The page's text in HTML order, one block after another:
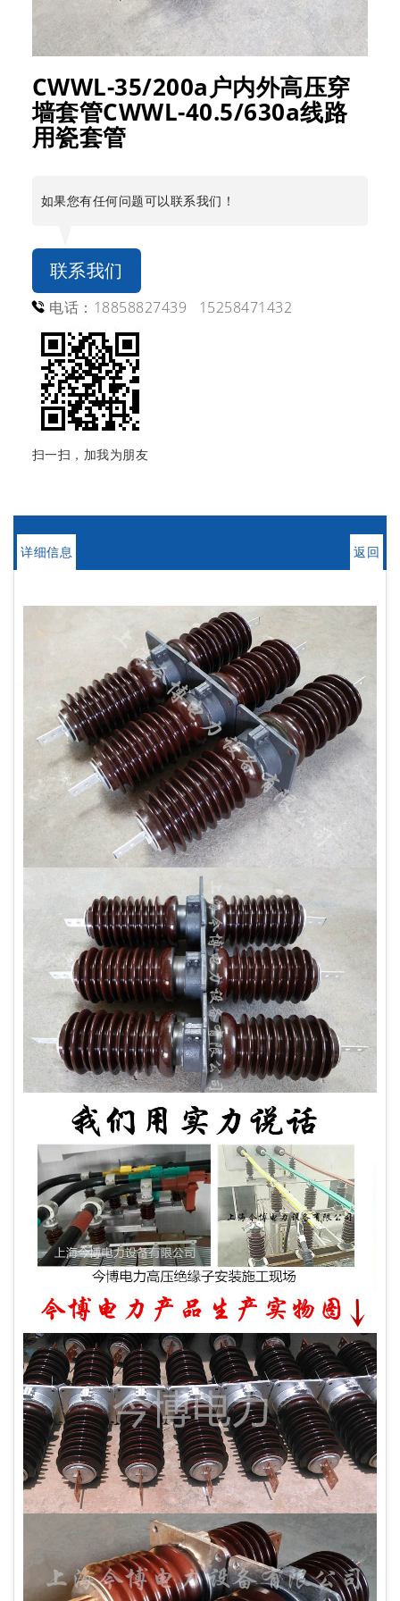
CWWL-35/200a户内外高压穿
墙套管CWWL-40.5/630a线路
用瓷套管
如果您有任何问题可以联系我们！
联系我们
电话：18858827439 15258471432
扫一扫，加我为朋友
详细信息 返回